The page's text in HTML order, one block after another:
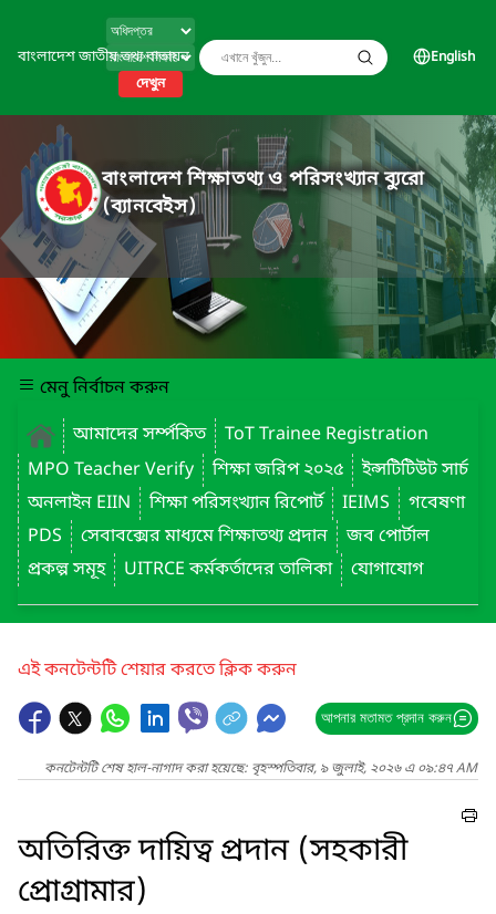
বাংলাদেশ জাতীয় তথ্য বাতায়ন
দেখুন
English
বাংলাদেশ শিক্ষাতথ্য ও পরিসংখ্যান ব্যুরো
(ব্যানবেইস)
মেনু নির্বাচন করুন
আমাদের সর্ম্পকিত
ToT Trainee Registration
MPO Teacher Verify
শিক্ষা জরিপ ২০২৫
ইন্সটিটিউট সার্চ
অনলাইন EIIN
শিক্ষা পরিসংখ্যান রিপোর্ট IEIMS
গবেষণা
PDS
সেবাবক্সের মাধ্যমে শিক্ষাতথ্য প্রদান
জব পোর্টাল
প্রকল্প সমূহ
UITRCE কর্মকর্তাদের তালিকা যোগাযোগ
এই কনটেন্টটি শেয়ার করতে ক্লিক করুন
আপনার মতামত প্রদান করুন
কনটেন্টটি শেষ হাল-নাগাদ করা হয়েছে: বৃহস্পতিবার, ৯ জুলাই, ২০২৬ এ ০৯:৪৭ AM
অতিরিক্ত দায়িত্ব প্রদান (সহকারী
প্রোগ্রামার)